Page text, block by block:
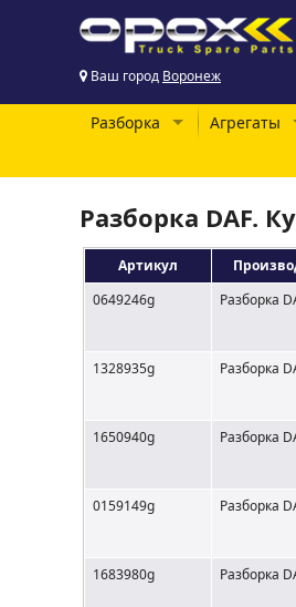
Ваш город Воронеж
Разборка Агрегаты
Разборка DAF.
Артикул
0649246g
Разборка
1328935g Разборка
1650940g Разборка
0159149g Разборка
1683980g Разборка